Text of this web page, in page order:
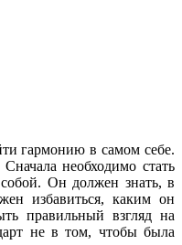
гармонию в самом себе.
необходимо стать
Он должен знать, в
избавиться, каким он
правильный взгляд на
не в том, чтобы была